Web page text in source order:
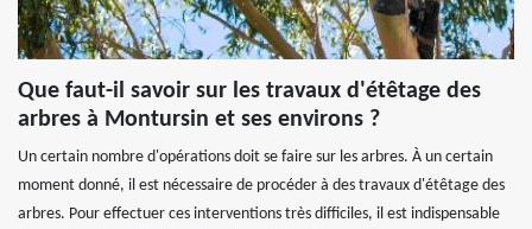
Que faut-il savoir sur les travaux d'étêtage des
arbres à Montursin et ses environs ?
Un certain nombre d'opérations doit se faire sur les arbres. À un certain
moment donné, il est nécessaire de procéder à des travaux d'étêtage des
arbres. Pour effectuer ces interventions très difficiles, il est indispensable